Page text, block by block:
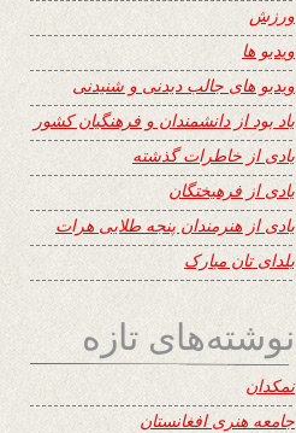
ورزش
ویدیو ها
ویدیو های جالب دیدنی و شنیدنی
یاد بود از دانشمندان و فرهنگیان کشور
یادی از خاطرات گذشته
یادی از فرهیختگان
یادی از هنرمندان پنجه طلایی هرات
یلدای تان مبارک
نوشته‌های تازه
نمکدان
جامعه هنری افغانستان